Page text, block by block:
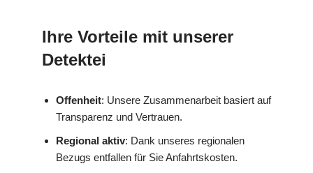
Ihre Vorteile mit unserer
Detektei
Offenheit: Unsere Zusammenarbeit basiert auf
Transparenz und Vertrauen.
Regional aktiv: Dank unseres regionalen
Bezugs entfallen für Sie Anfahrtskosten.